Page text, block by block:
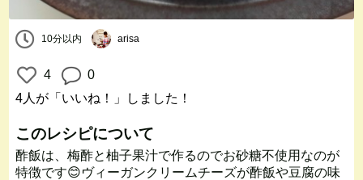
10分以内 arisa
4
0
4人 が「いいね！」しました！
このレシピについて
酢飯は、梅酢と柚子果汁で作るのでお砂糖不使用なのが
特徴です😊ヴィーガンクリームチーズが酢飯や豆腐の味